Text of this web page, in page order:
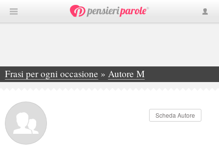
Frasi per ogni occasione » Autore M
»Matteo maggio
Scheda Autore